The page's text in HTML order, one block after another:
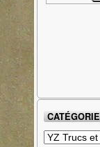
Catégories